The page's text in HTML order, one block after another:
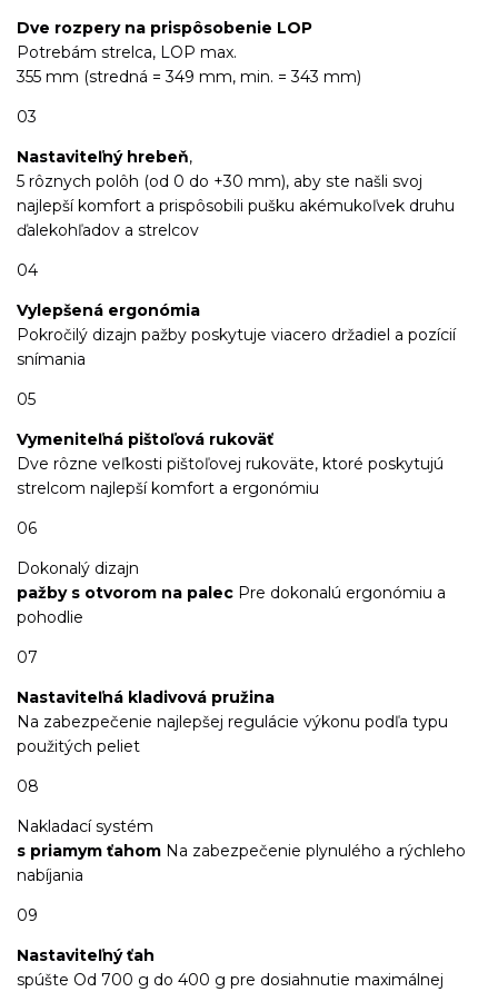
Dve rozpery na prispôsobenie LOP
Potrebám strelca, LOP max.
355 mm (stredná = 349 mm, min. = 343 mm)
03
Nastaviteľný hrebeň,
5 rôznych polôh (od 0 do +30 mm), aby ste našli svoj
najlepší komfort a prispôsobili pušku akémukoľvek druhu
ďalekohľadov a strelcov
04
Vylepšená ergonómia
Pokročilý dizajn pažby poskytuje viacero držadiel a pozícií
snímania
05
Vymeniteľná pištoľová rukoväť
Dve rôzne veľkosti pištoľovej rukoväte, ktoré poskytujú
strelcom najlepší komfort a ergonómiu
06
Dokonalý dizajn
pažby s otvorom na palec Pre dokonalú ergonómiu a
pohodlie
07
Nastaviteľná kladivová pružina
Na zabezpečenie najlepšej regulácie výkonu podľa typu
použitých peliet
08
Nakladací systém
s priamym ťahom Na zabezpečenie plynulého a rýchleho
nabíjania
09
Nastaviteľný ťah
spúšte Od 700 g do 400 g pre dosiahnutie maximálnej